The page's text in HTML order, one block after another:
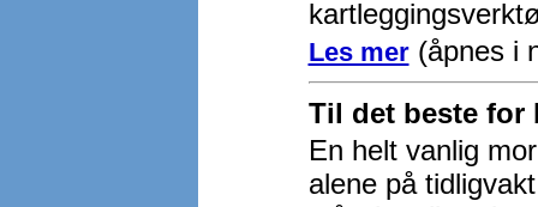
Les mer(åpnes i
Til det beste for
En helt vanlig
alene på